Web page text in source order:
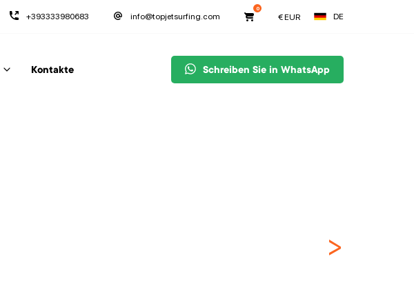
+393333980683 info@topjetsurfing.com
0
€EUR DE
Kontakte Schreiben Sie in WhatsApp
>